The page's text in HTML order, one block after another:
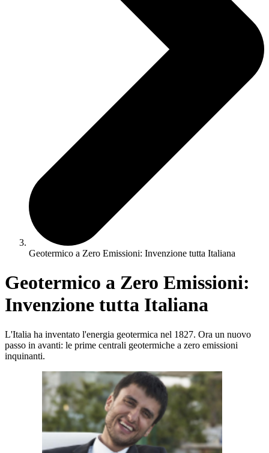
Geotermico a Zero Emissioni: Invenzione tutta Italiana
Geotermico a Zero Emissioni:
Invenzione tutta Italiana
L'Italia ha inventato l'energia geotermica nel 1827. Ora un nuovo
passo in avanti: le prime centrali geotermiche a zero emissioni
inquinanti.